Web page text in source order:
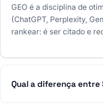
GEO é a disciplina de
(ChatGPT, Perplexity,
rankear: é ser citado e
Qual a diferença entre